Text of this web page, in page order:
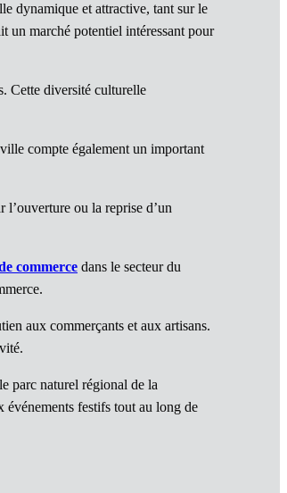
dynamique et attractive, tant sur le
un marché potentiel intéressant pour
Cette diversité culturelle
compte également un important
l’ouverture ou la reprise d’un
commerce dans le secteur du
aux commerçants et aux artisans.
parc naturel régional de la
événements festifs tout au long de